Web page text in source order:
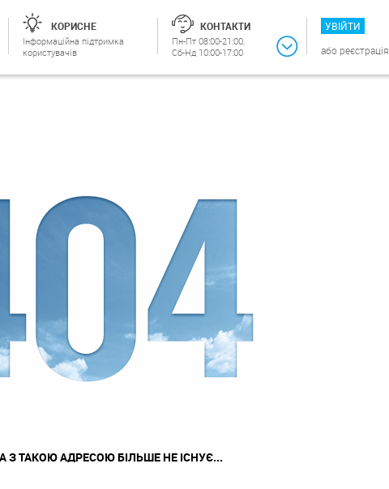
КОРИСНЕ
Інформаційна підтримка
користувачів
КОНТАКТИ
Пн-Пт 08:00-21:00,
Сб-Нд 10:00-17:00
УВІЙТИ
або реєстрація
З ТАКОЮ АДРЕСОЮ БІЛЬШЕ НЕ ІСНУЄ...